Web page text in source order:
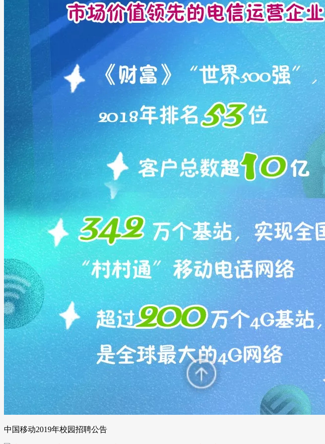
中国移动2019年校园招聘公告